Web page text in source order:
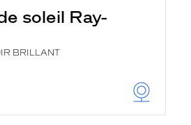
soleil Ray-
BRILLANT